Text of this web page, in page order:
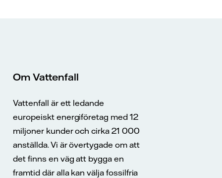
Om Vattenfall
Vattenfall är ett ledande
europeiskt energiföretag med 12
miljoner kunder och cirka 21 000
anställda. Vi är övertygade om att
det finns en väg att bygga en
framtid där alla kan välja fossilfria